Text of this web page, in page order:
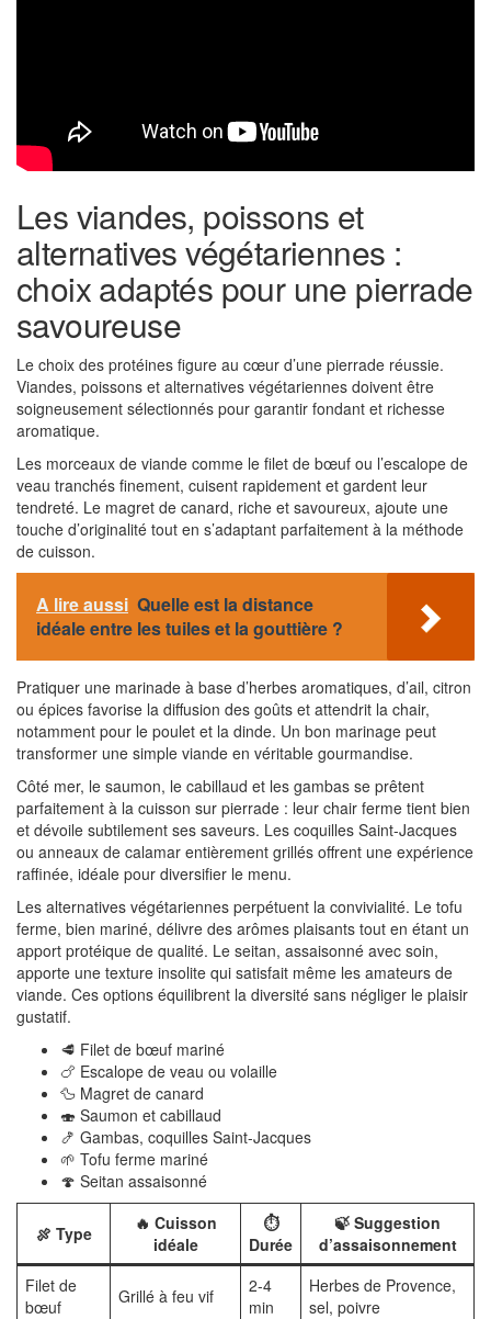
Les viandes, poissons et
alternatives végétariennes :
choix adaptés pour une pierrade
savoureuse
Le choix des protéines figure au cœur d’une pierrade réussie.
Viandes, poissons et alternatives végétariennes doivent être
soigneusement sélectionnés pour garantir fondant et richesse
aromatique.
Les morceaux de viande comme le filet de bœuf ou l’escalope de
veau tranchés finement, cuisent rapidement et gardent leur
tendreté. Le magret de canard, riche et savoureux, ajoute une
touche d’originalité tout en s’adaptant parfaitement à la méthode
de cuisson.
A lire aussi Quelle est la distance
idéale entre les tuiles et la gouttière ?
Pratiquer une marinade à base d’herbes aromatiques, d’ail, citron
ou épices favorise la diffusion des goûts et attendrit la chair,
notamment pour le poulet et la dinde. Un bon marinage peut
transformer une simple viande en véritable gourmandise.
Côté mer, le saumon, le cabillaud et les gambas se prêtent
parfaitement à la cuisson sur pierrade : leur chair ferme tient bien
et dévoile subtilement ses saveurs. Les coquilles Saint-Jacques
ou anneaux de calamar entièrement grillés offrent une expérience
raffinée, idéale pour diversifier le menu.
Les alternatives végétariennes perpétuent la convivialité. Le tofu
ferme, bien mariné, délivre des arômes plaisants tout en étant un
apport protéique de qualité. Le seitan, assaisonné avec soin,
apporte une texture insolite qui satisfait même les amateurs de
viande. Ces options équilibrent la diversité sans négliger le plaisir
gustatif.
🥩 Filet de bœuf mariné
🍗 Escalope de veau ou volaille
🦆 Magret de canard
🍣 Saumon et cabillaud
🍤 Gambas, coquilles Saint-Jacques
🌱 Tofu ferme mariné
🍄 Seitan assaisonné
🍖 Type
🔥 Cuisson
idéale
⏱️
Durée
🍃 Suggestion
d’assaisonnement
Filet de
bœuf
Grillé à feu vif
2-4
min
Herbes de Provence,
sel, poivre